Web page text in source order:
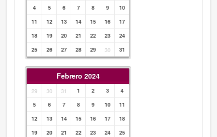
4
5 6 7 8 9
10
11
12 13 14 15 16
17
18
19 20 21 22 23
24
25
26 27 28 29 30 31
Febrero 2024
29 30 31 1 2 3
4
5
6 7 8 9 10
11
12
13 14 15 16 17
18
19
20 21 22 23 24
25